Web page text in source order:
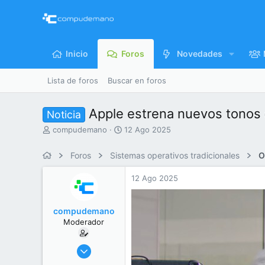
Inicio Foros Novedades
Lista de foros Buscar en foros
Noticia Apple estrena nuevos
I
r
compudemano
F
h
12 Ago 2025
Foros Sistemas operativos tradicionales
compudemano
Moderador
26 Jul 2013
12 Ago 2025